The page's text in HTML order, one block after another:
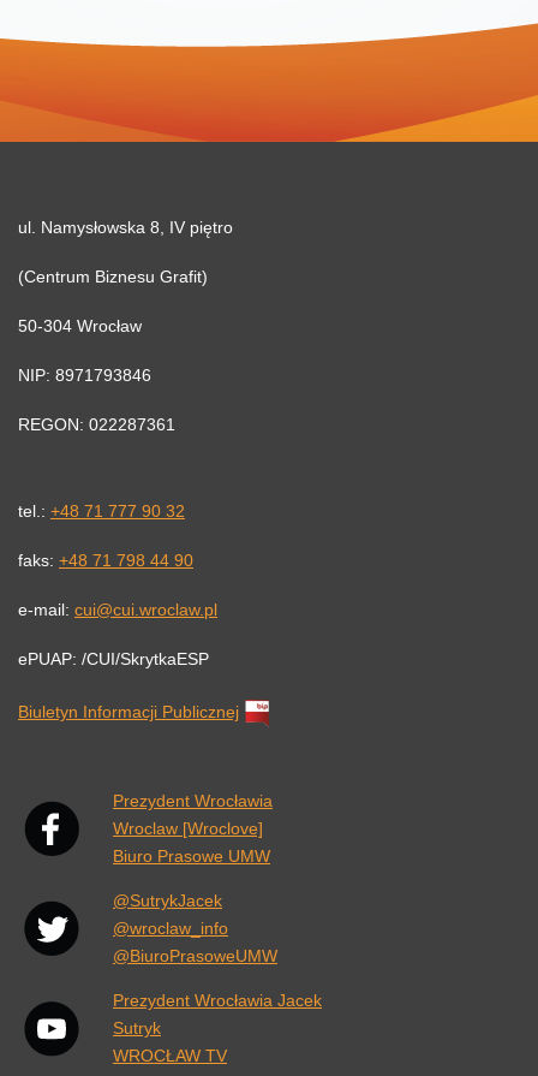
ul. Namysłowska 8, IV piętro
(Centrum Biznesu Grafit)
50-304 Wrocław
NIP: 8971793846
REGON: 022287361
tel.: +48 71 777 90 32
faks: +48 71 798 44 90
e-mail: cui@cui.wroclaw.pl
ePUAP: /CUI/SkrytkaESP
Biuletyn Informacji Publicznej
Prezydent Wrocławia
Wroclaw [Wroclove]
Biuro Prasowe UMW
@SutrykJacek
@wroclaw_info
@BiuroPrasoweUMW
Prezydent Wrocławia Jacek
Sutryk
WROCŁAW TV